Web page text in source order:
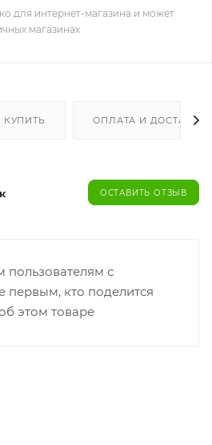
для интернет-магазина и может
магазинах
КУПИТЬ ОПЛАТА И ДОСТАВКА
ОСТАВИТЬ ОТЗЫВ
пользователям с
первым, кто поделится
этом товаре